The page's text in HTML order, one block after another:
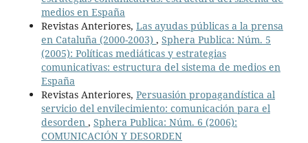
medios en España
Revistas Anteriores, Las ayudas públicas a la prensa
en Cataluña (2000-2003) , Sphera Publica: Núm. 5
(2005): Políticas mediáticas y estrategias
comunicativas: estructura del sistema de medios en
España
Revistas Anteriores, Persuasión propagandística al
servicio del envilecimiento: comunicación para el
desorden , Sphera Publica: Núm. 6 (2006):
COMUNICACIÓN Y DESORDEN